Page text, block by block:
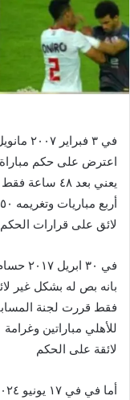
‏في ٣
يعني بعد ٤٨
لائق على قرارات الحكم
‏في ٣٠
فقط قررت لجنة
لائقة على الحكم